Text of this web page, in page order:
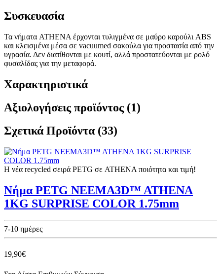
Συσκευασία
Τα νήματα ATHENA έρχονται τυλιγμένα σε μαύρο καρούλι ABS
και κλεισμένα μέσα σε vacuumed σακούλα για προστασία από την
υγρασία. Δεν διατίθονται με κουτί, αλλά προστατεύονται με ρολό
φυσαλίδας για την μεταφορά.
Χαρακτηριστικά
Αξιολογήσεις προϊόντος (1)
Σχετικά Προϊόντα (33)
Η νέα recycled σειρά PETG σε ATHENA ποιότητα και τιμή!
Νήμα PETG NEEMA3D™ ATHENA
1KG SURPRISE COLOR 1.75mm
7-10 ημέρες
19,90€